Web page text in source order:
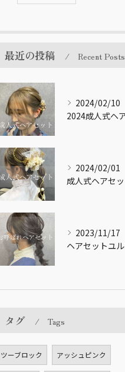
最近の投稿 Recent Posts
2024/02/10
2024/02/01
2023/11/17
タグ Tags
ツーブロック アッシュピンク